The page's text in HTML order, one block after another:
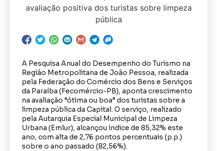
A Pesquisa Anual do Desempenho do Turismo na
Região Metropolitana de João Pessoa, realizada
pela Federação do Comércio dos Bens e Serviços
da Paraíba (Fecomércio-PB), aponta crescimento
na avaliação “ótima ou boa” dos turistas sobre a
limpeza pública da Capital. O serviço, realizado
pela Autarquia Especial Municipal de Limpeza
Urbana (Emlur), alcançou índice de 85,32% este
ano, com alta de 2,76 pontos percentuais (p.p.)
sobre o ano passado (82,56%).